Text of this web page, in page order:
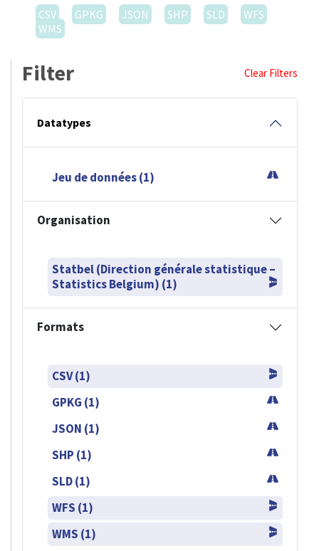
CSV
GPKG JSON SHP SLD
WFS
WMS
Filter Clear Filters
Datatypes
Jeu de données (1)
Organisation
Statbel (Direction générale statistique –
Statistics Belgium) (1)
Formats
CSV (1)
GPKG (1)
JSON (1)
SHP (1)
SLD (1)
WFS (1)
WMS (1)